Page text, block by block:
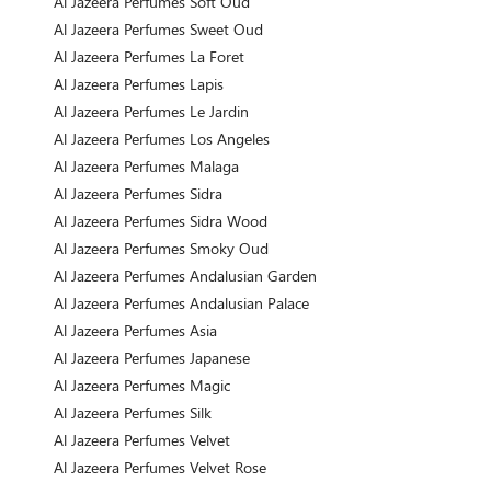
Al Jazeera Perfumes Sweet Oud
Al Jazeera Perfumes La Foret
Al Jazeera Perfumes Lapis
Al Jazeera Perfumes Le Jardin
Al Jazeera Perfumes Los Angeles
Al Jazeera Perfumes Malaga
Al Jazeera Perfumes Sidra
Al Jazeera Perfumes Sidra Wood
Al Jazeera Perfumes Smoky Oud
Al Jazeera Perfumes Andalusian Garden
Al Jazeera Perfumes Andalusian Palace
Al Jazeera Perfumes Asia
Al Jazeera Perfumes Japanese
Al Jazeera Perfumes Magic
Al Jazeera Perfumes Silk
Al Jazeera Perfumes Velvet
Al Jazeera Perfumes Velvet Rose